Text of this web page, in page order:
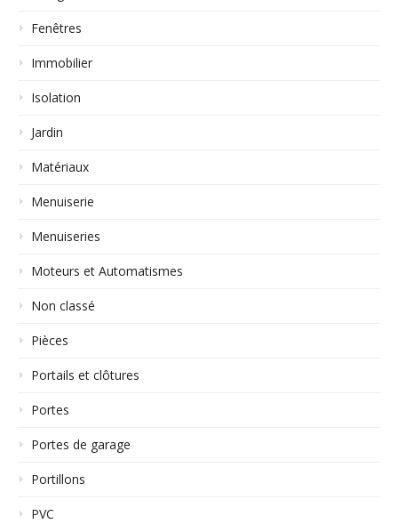
Fenêtres
Immobilier
Isolation
Jardin
Matériaux
Menuiserie
Menuiseries
Moteurs et Automatismes
Non classé
Pièces
Portails et clôtures
Portes
Portes de garage
Portillons
PVC